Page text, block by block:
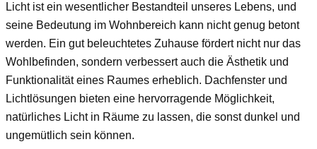
Licht ist ein wesentlicher Bestandteil unseres Lebens, und
seine Bedeutung im Wohnbereich kann nicht genug betont
werden. Ein gut beleuchtetes Zuhause fördert nicht nur das
Wohlbefinden, sondern verbessert auch die Ästhetik und
Funktionalität eines Raumes erheblich. Dachfenster und
Lichtlösungen bieten eine hervorragende Möglichkeit,
natürliches Licht in Räume zu lassen, die sonst dunkel und
ungemütlich sein können.